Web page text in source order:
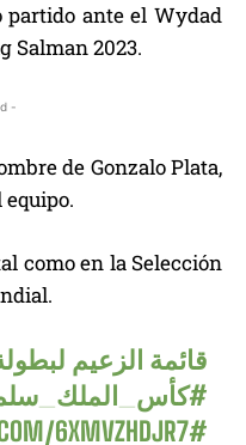
partido ante el Wydad
Salman 2023.
-
de Gonzalo Plata,
como en la Selección
قائمة الزعيم
#ALSADD
6XMVZHDJR7